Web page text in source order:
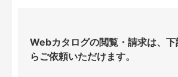
Webカタログの閲覧・請求は、
らご依頼いただけます。